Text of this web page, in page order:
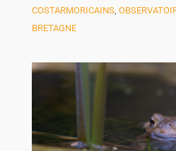
COSTARMORICAINS,
BRETAGNE